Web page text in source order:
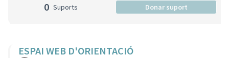
0 Suports Donar suport
ESPAI WEB D'ORIENTACIÓ